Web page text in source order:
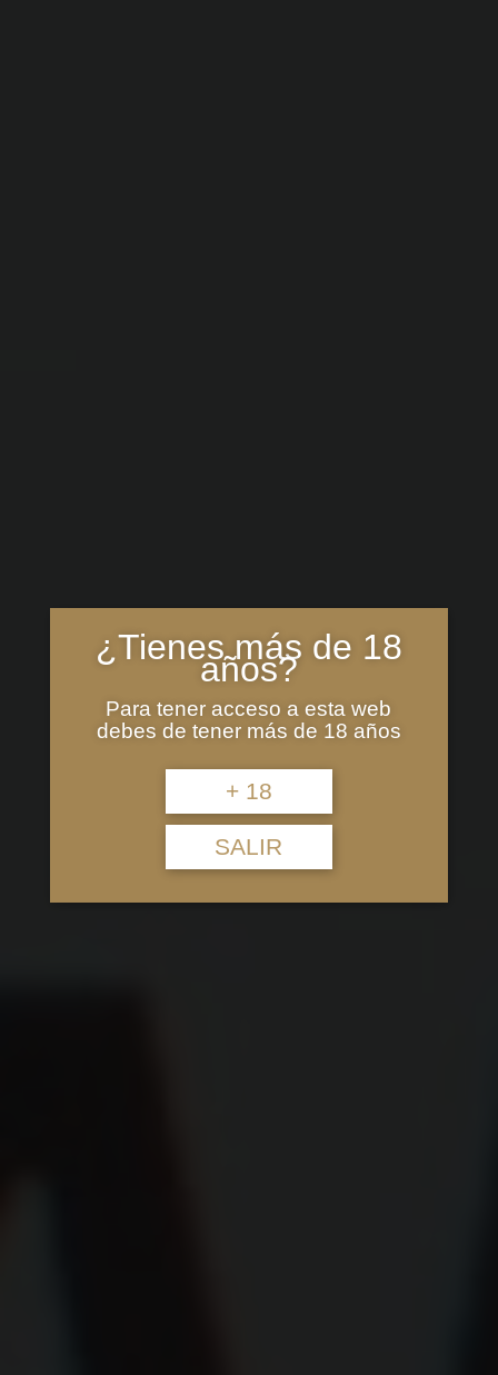
¿Tienes más de 18
años?
Para tener acceso a esta web
debes de tener más de 18 años
+ 18
SALIR